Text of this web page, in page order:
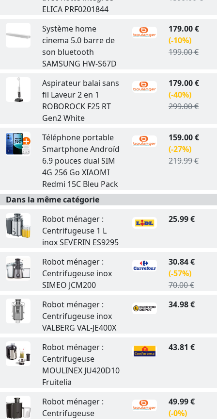
ELICA PRF0201844
Système home
cinema 5.0 barre de
son bluetooth
SAMSUNG HW-S67D
179.00 €
(-10%)
199.00 €
Aspirateur balai sans
fil Laveur 2 en 1
ROBOROCK F25 RT
Gen2 White
179.00 €
(-40%)
299.00 €
Téléphone portable
Smartphone Androïd
6.9 pouces dual SIM
4G 256 Go XIAOMI
Redmi 15C Bleu Pack
159.00 €
(-27%)
219.99 €
Dans la même catégorie
Robot ménager :
Centrifugeuse 1 L
inox SEVERIN ES9295
25.99 €
Robot ménager :
Centrifugeuse inox
SIMEO JCM200
30.84 €
(-57%)
70.00 €
Robot ménager :
Centrifugeuse inox
VALBERG VAL-JE400X
34.98 €
Robot ménager :
Centrifugeuse
MOULINEX JU420D10
Fruitelia
43.81 €
Robot ménager :
Centrifugeuse
49.99 €
(-0%)